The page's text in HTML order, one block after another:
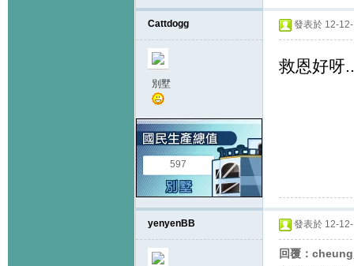
Cattdogg
別墅
597
發表於 12-
救恩好呀
yenyenBB 發表於 12-
回覆：